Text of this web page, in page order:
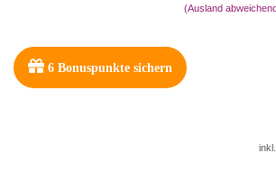
(Ausland
6 Bonuspunkte sichern